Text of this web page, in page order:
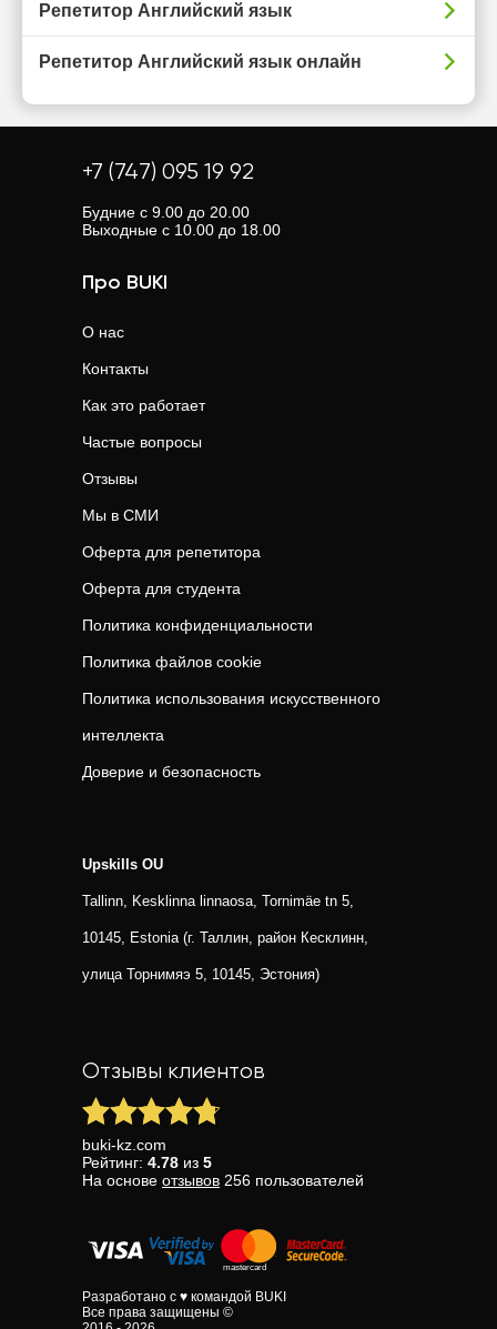
Репетитор Английский язык
Репетитор Английский язык онлайн
+7 (747) 095 19 92
Будние с 9.00 до 20.00
Выходные с 10.00 до 18.00
Про BUKI
О нас
Контакты
Как это работает
Частые вопросы
Отзывы
Мы в СМИ
Оферта для репетитора
Оферта для студента
Политика конфиденциальности
Политика файлов cookie
Политика использования искусственного
интеллекта
Доверие и безопасность
Upskills OU
Tallinn, Kesklinna linnaosa, Tornimäe tn 5,
10145, Estonia (г. Таллин, район Кесклинн,
улица Торнимяэ 5, 10145, Эстония)
Отзывы клиентов
buki-kz.com
Рейтинг: 4.78 из 5
На основе отзывов 256 пользователей
Разработано с ♥ командой BUKI
Все права защищены ©